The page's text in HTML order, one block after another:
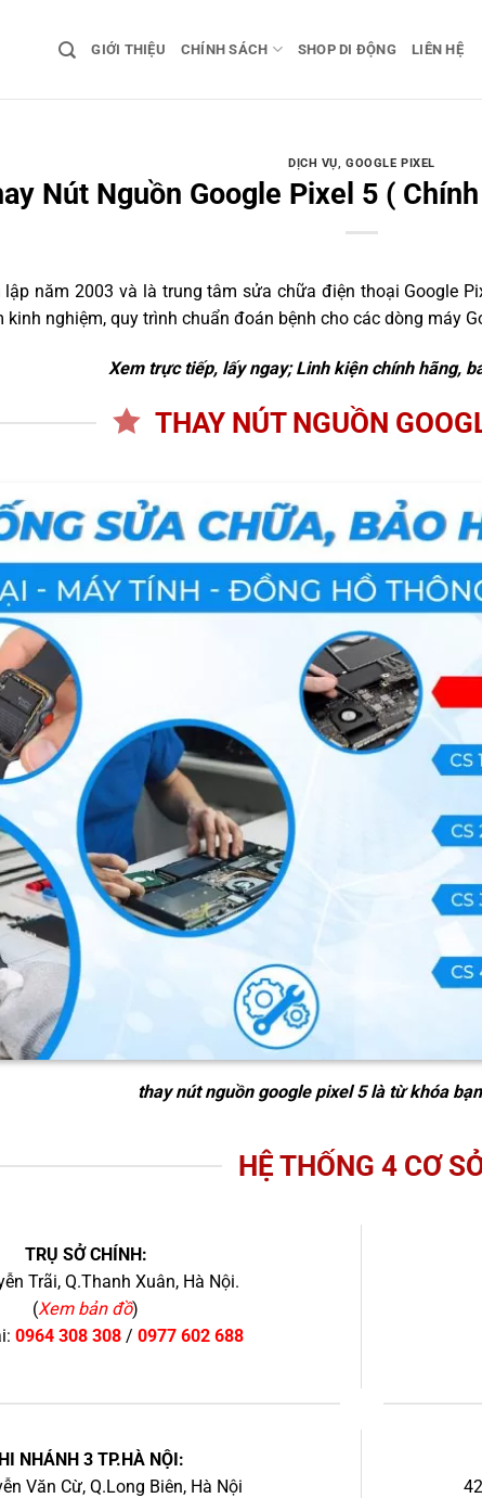
GIỚI THIỆU CHÍNH SÁCH SHOP DI ĐỘNG LIÊN HỆ
DỊCH VỤ,GOOGLE PIXEL
Nút Nguồn Google Pixel 5 (
năm 2003 và là trung tâm sửa chữa điện thoại Google
kinh nghiệm, quy trình chuẩn đoán bệnh cho các dòng máy
Xem trực tiếp, lấy ngay; Linh kiện chính hãng,
THAY NÚT NGUỒN
thay nút nguồn google pixel 5là từ khóa
HỆ THỐNG 4 CƠ
TRỤ SỞ CHÍNH:
Trãi, Q.Thanh Xuân, Hà Nội.
(Xem bản đồ)
0964 308 308/ 0977 602 688
NHÁNH 3 TP.HÀ NỘI:
Văn Cừ, Q.Long Biên, Hà Nội